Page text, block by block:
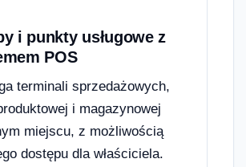
i punkty usługowe z
POS
terminali sprzedażowych,
i magazynowej
miejscu, z możliwością
dostępu dla właściciela.